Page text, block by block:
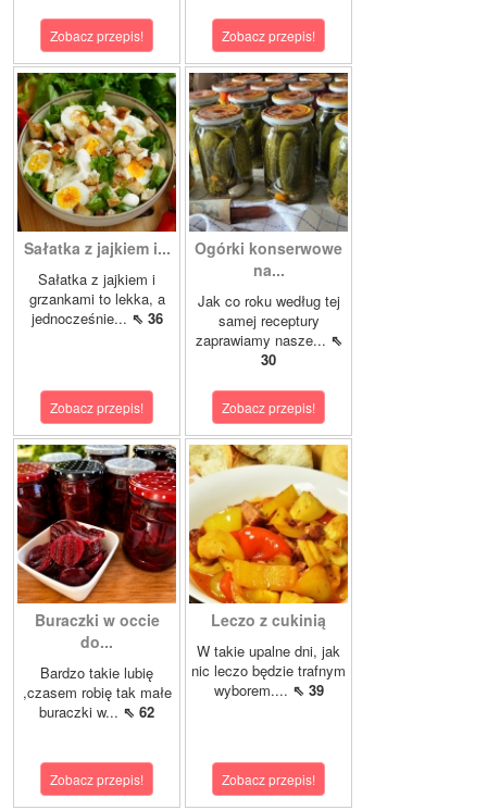
Zobacz przepis! Zobacz przepis!
Sałatka z jajkiem i...
Sałatka z jajkiem i
grzankami to lekka, a
jednocześnie... ⇖ 36
Zobacz przepis!
Ogórki konserwowe
na...
Jak co roku według tej
samej receptury
zaprawiamy nasze... ⇖
30
Zobacz przepis!
Buraczki w occie
do...
Bardzo takie lubię
,czasem robię tak małe
buraczki w... ⇖ 62
Zobacz przepis!
Leczo z cukinią
W takie upalne dni, jak
nic leczo będzie trafnym
wyborem.... ⇖ 39
Zobacz przepis!